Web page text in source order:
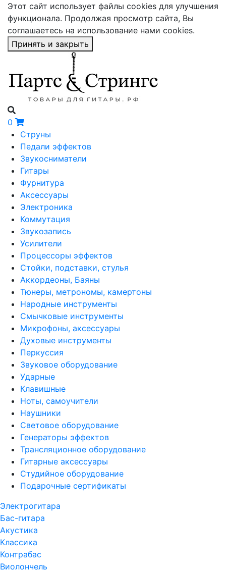
Этот сайт использует файлы cookies для улучшения
функционала. Продолжая просмотр сайта, Вы
соглашаетесь на использование нами cookies.
Принять и закрыть
0
Струны
Педали эффектов
Звукосниматели
Гитары
Фурнитура
Аксессуары
Электроника
Коммутация
Звукозапись
Усилители
Процессоры эффектов
Стойки, подставки, стулья
Аккордеоны, Баяны
Тюнеры, метрономы, камертоны
Народные инструменты
Смычковые инструменты
Микрофоны, аксессуары
Духовые инструменты
Перкуссия
Звуковое оборудование
Ударные
Клавишные
Ноты, самоучители
Наушники
Световое оборудование
Генераторы эффектов
Трансляционное оборудование
Гитарные аксессуары
Студийное оборудование
Подарочные сертификаты
Электрогитара
Бас-гитара
Акустика
Классика
Контрабас
Виолончель